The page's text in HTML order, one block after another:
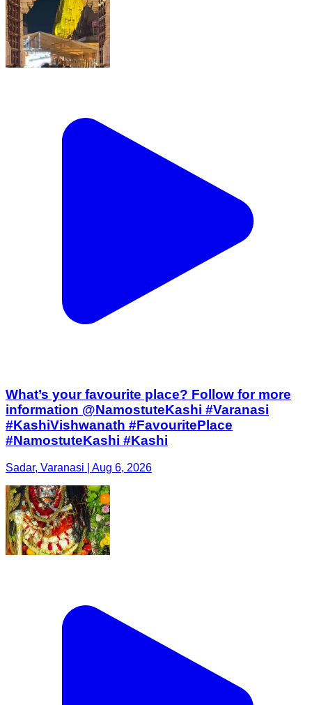
What’s your favourite place? Follow for more
information @NamostuteKashi #Varanasi
#KashiVishwanath #FavouritePlace
#NamostuteKashi #Kashi
Sadar, Varanasi | Aug 6, 2026